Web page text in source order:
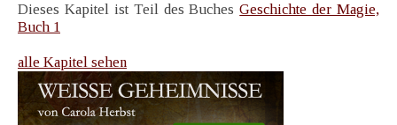
Dieses Kapitel ist Teil des BuchesGeschichte der Magie,
Buch 1
alle Kapitel sehen